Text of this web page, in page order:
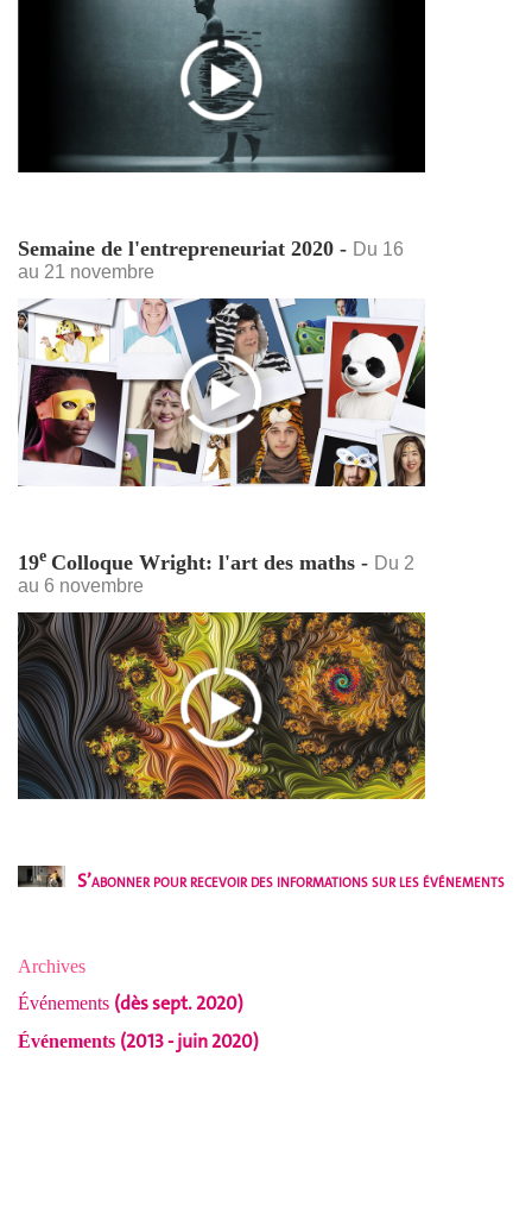
Semaine de l'entrepreneuriat 2020 - Du 16
au 21 novembre
19e Colloque Wright: l'art des maths - Du 2
au 6 novembre
S’abonner pour recevoir des informations sur les événements
Archives
Événements (dès sept. 2020)
Événements (2013 - juin 2020)